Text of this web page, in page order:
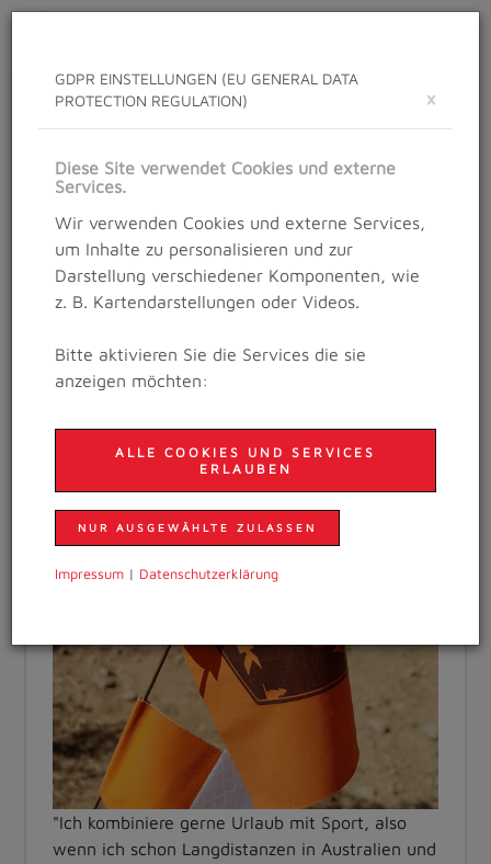
NEWS
Neuigkeiten rund um das Salzburg Trailrunning
Festival
Details
10. September 2018
100ER PREMIERE IN
KALIFORNIEN!
"Ich kombiniere gerne Urlaub mit Sport, also
wenn ich schon Langdistanzen in Australien und
GDPR EINSTELLUNGEN (EU GENERAL DATA
PROTECTION REGULATION)
×
Diese Site verwendet Cookies und externe
Services.
Wir verwenden Cookies und externe Services,
um Inhalte zu personalisieren und zur
Darstellung verschiedener Komponenten, wie
z. B. Kartendarstellungen oder Videos.
Bitte aktivieren Sie die Services die sie
anzeigen möchten:
ALLE COOKIES UND SERVICES
ERLAUBEN
NUR AUSGEWÄHLTE ZULASSEN
Impressum | Daten­schutzer­klärung